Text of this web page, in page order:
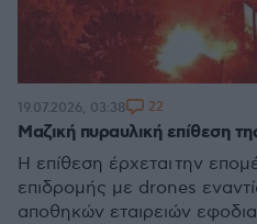
Μαζική πυραυλική επίθεση
Η επίθεση έρχεται την
επιδρομής με drones
αποθηκών εταιρειών
19.07.2026, 03:38 22